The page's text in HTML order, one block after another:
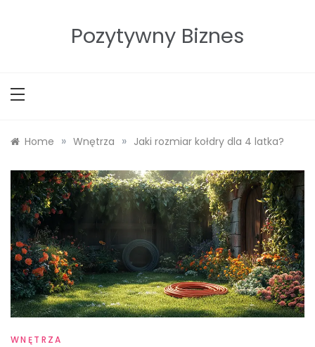
Pozytywny Biznes
Home » Wnętrza » Jaki rozmiar kołdry dla 4 latka?
WNĘTRZA